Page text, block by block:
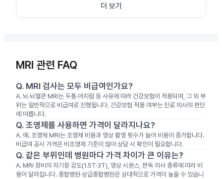
더 보기
MRI 관련 FAQ
Q. MRI 검사는 모두 비급여인가요?
A. 뇌·뇌혈관 MRI는 두통·어지럼 등 사유에 따라 건강보험이 적용되며, 그 외 부
위는 일반적으로 비급여로 진행됩니다. 건강보험 적용 여부는 진료 의사의 판단
에 따릅니다.
Q. 조영제를 사용하면 가격이 달라지나요?
A. 예. 조영제 MRI는 조영제 비용과 영상 촬영 횟수가 늘어 비용이 증가합니다.
비급여 공시 가격은 비조영제 기준이 많아 상담 시 확인이 필요합니다.
Q. 같은 부위인데 병원마다 가격 차이가 큰 이유는?
A. MRI 장비의 자기장 강도(1.5T·3T), 영상 시퀀스, 판독 의사 종류에 따라 비
용이 달라집니다. 종합병원·상급종합병원은 상대적으로 가격이 높을 수 있습니